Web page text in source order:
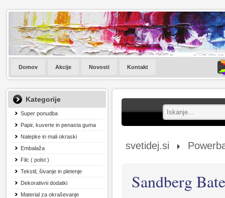
Domov Akcije Novosti Kontakt
Kategorije
Super ponudba
Papir, kuverte in penasta guma
Nalepke in mali okraski
Embalaža
Filc ( polst )
Tekstil, šivanje in pletenje
Dekorativni dodatki
Material za okraševanje
svetidej.si
Sandberg